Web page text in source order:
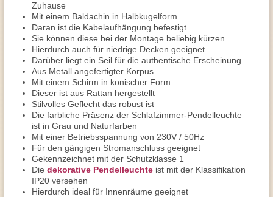
Zuhause
Mit einem Baldachin in Halbkugelform
Daran ist die Kabelaufhängung befestigt
Sie können diese bei der Montage beliebig kürzen
Hierdurch auch für niedrige Decken geeignet
Darüber liegt ein Seil für die authentische Erscheinung
Aus Metall angefertigter Korpus
Mit einem Schirm in konischer Form
Dieser ist aus Rattan hergestellt
Stilvolles Geflecht das robust ist
Die farbliche Präsenz der Schlafzimmer-Pendelleuchte
ist in Grau und Naturfarben
Mit einer Betriebsspannung von 230V / 50Hz
Für den gängigen Stromanschluss geeignet
Gekennzeichnet mit der Schutzklasse 1
Die dekorative Pendelleuchte ist mit der Klassifikation
IP20 versehen
Hierdurch ideal für Innenräume geeignet